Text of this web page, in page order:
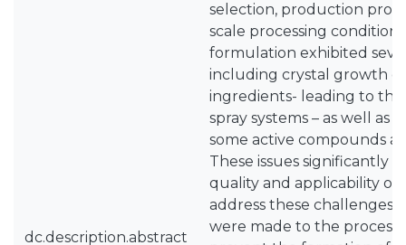
dc.description.abstract
selection, production
scale processing
formulation exhibited
including crystal growth
ingredients- leading to
spray systems – as well as
some active compounds
These issues significantly
quality and applicability of
address these challenges,
were made to the